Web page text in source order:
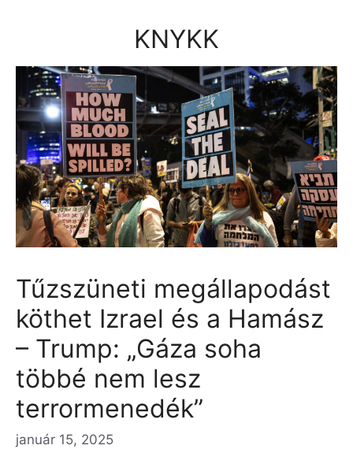
KNYKK
Tűzszüneti megállapodást
köthet Izrael és a Hamász
– Trump: „Gáza soha
többé nem lesz
terrormenedék”
január 15, 2025